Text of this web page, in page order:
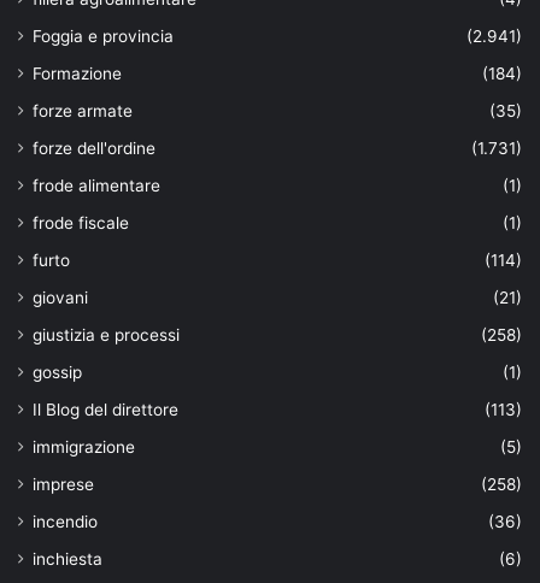
Foggia e provincia
(2.941)
Formazione
(184)
forze armate
(35)
forze dell'ordine
(1.731)
frode alimentare
(1)
frode fiscale
(1)
furto
(114)
giovani
(21)
giustizia e processi
(258)
gossip
(1)
Il Blog del direttore
(113)
immigrazione
(5)
imprese
(258)
incendio
(36)
inchiesta
(6)